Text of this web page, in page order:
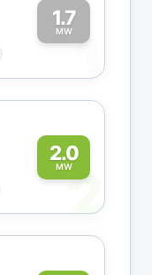
1.7
MW1
2.0
MW2